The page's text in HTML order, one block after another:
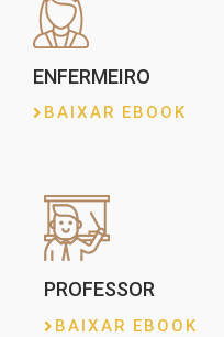
ENFERMEIRO
BAIXAR EBOOK
PROFESSOR
BAIXAR EBOOK